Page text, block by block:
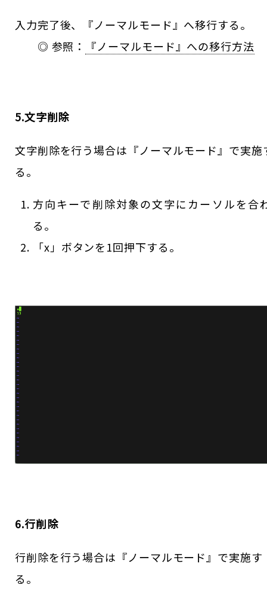
入力完了後、『ノーマルモード』へ移行する。
◎ 参照：
『ノーマルモード』への移行方法
5.文字削除
文字削除を行う場合は『ノーマルモード』で実施
る。
方向キーで削除対象の文字にカーソルを合
る。
「x」ボタンを1回押下する。
6.行削除
行削除を行う場合は『ノーマルモード』で実施す
る。